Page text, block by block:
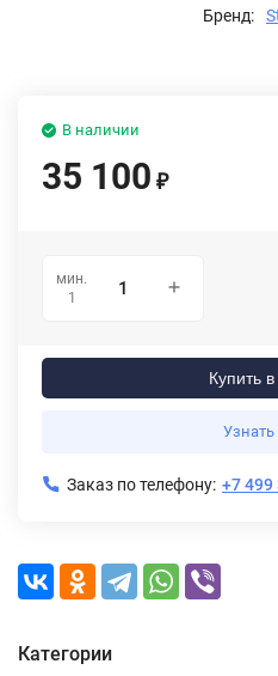
Бренд:
В наличии
35 100 ₽
мин.
1
Купить
Узнать
Заказ по телефону: +7 499
Категории